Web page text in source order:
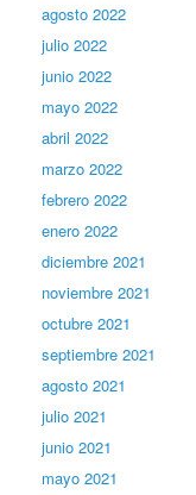
agosto 2022
julio 2022
junio 2022
mayo 2022
abril 2022
marzo 2022
febrero 2022
enero 2022
diciembre 2021
noviembre 2021
octubre 2021
septiembre 2021
agosto 2021
julio 2021
junio 2021
mayo 2021